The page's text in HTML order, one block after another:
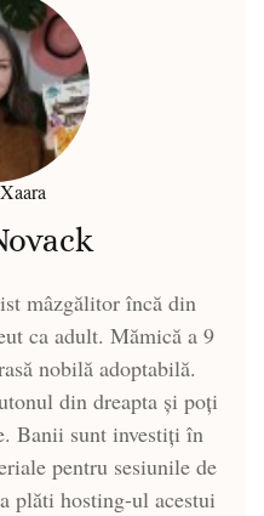
mâzgălitor încă din
ca adult. Mămică a 9
nobilă adoptabilă.
din dreapta și poți
Banii sunt investiți în
pentru sesiunile de
plăti hosting-ul acestui